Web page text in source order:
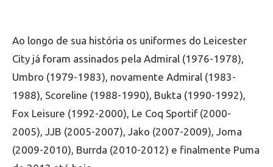
Ao longo de sua história os uniformes do Leicester
City já foram assinados pela Admiral (1976-1978),
Umbro (1979-1983), novamente Admiral (1983-
1988), Scoreline (1988-1990), Bukta (1990-1992),
Fox Leisure (1992-2000), Le Coq Sportif (2000-
2005), JJB (2005-2007), Jako (2007-2009), Joma
(2009-2010), Burrda (2010-2012) e finalmente Puma